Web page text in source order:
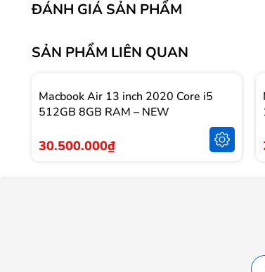
ĐÁNH GIÁ SẢN PHẨM
SẢN PHẨM LIÊN QUAN
Macbook Air 13 inch 2020 Core i5
512GB 8GB RAM – NEW
30.500.000₫